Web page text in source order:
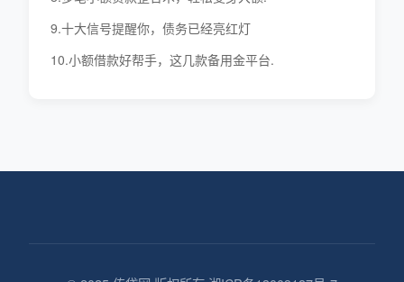
9.十大信号提醒你，债务已经亮红灯
10.小额借款好帮手，这几款备用金平台.